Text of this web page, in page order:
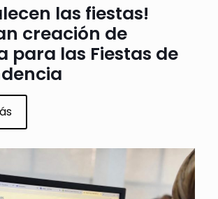
las fiestas!
creación de
para las Fiestas de